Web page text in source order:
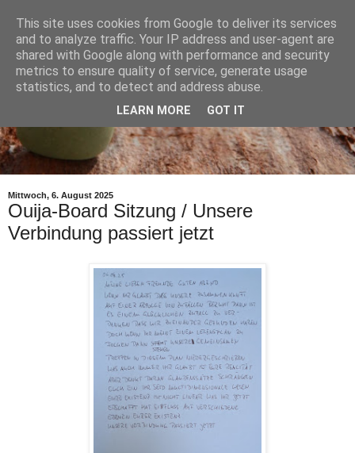
Mittwoch, 6. August 2025
Ouija-Board Sitzung / Unsere
Verbindung passiert jetzt
This site uses cookies from Google to deliver its services
and to analyze traffic. Your IP address and user-agent are
shared with Google along with performance and security
metrics to ensure quality of service, generate usage
statistics, and to detect and address abuse.
LEARN MORE GOT IT